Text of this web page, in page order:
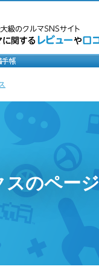
スのページ